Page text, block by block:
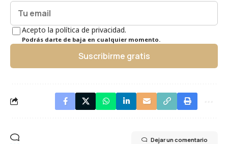
Acepto la política de privacidad.
Podrás darte de baja en cualquier momento.
Suscribirme gratis
Dejar un comentario